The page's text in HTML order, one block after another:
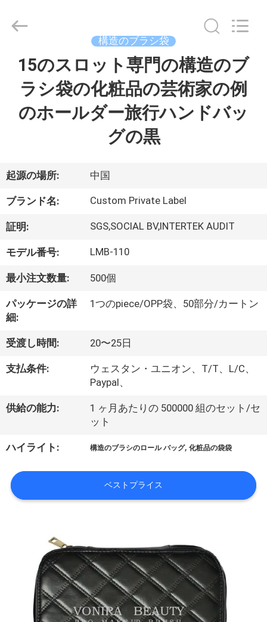
ク
ト
私
達
つ
い
て
工
旅
行
2017
Chanmy
構造のブラシ袋
15のスロット専門の構造のブ
ラシ袋の化粧品の芸術家の例
のホールダー旅行ハンドバッ
グの黒
起源の場所: 中国
ブランド名: Custom Private Label
証明: SGS,SOCIAL BV,INTERTEK AUDIT
モデル番号: LMB-110
最小注文数量: 500個
パッケージの詳
細:
1つのpiece/OPP袋、50部分/カートン
受渡し時間: 20〜25日
支払条件:
ウェスタン・ユニオン、T/T、L/C、
Paypal、
供給の能力:
1 ヶ月あたりの 500000 組のセット/セ
ット
ハイライト: 構造のブラシのロール バッグ,化粧品の袋袋
ベストプライス